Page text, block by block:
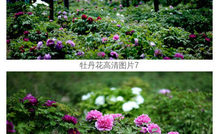
牡丹花高清图片7